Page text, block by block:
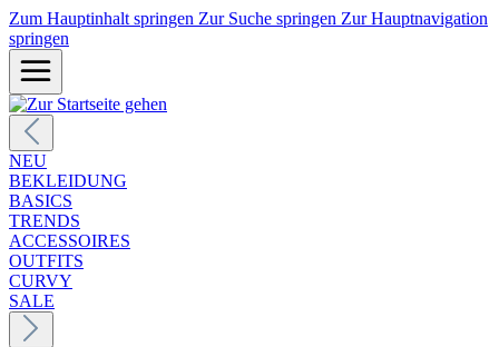
Zum Hauptinhalt springen Zur Suche springen Zur Hauptnavigation
springen
NEU
BEKLEIDUNG
BASICS
TRENDS
ACCESSOIRES
OUTFITS
CURVY
SALE